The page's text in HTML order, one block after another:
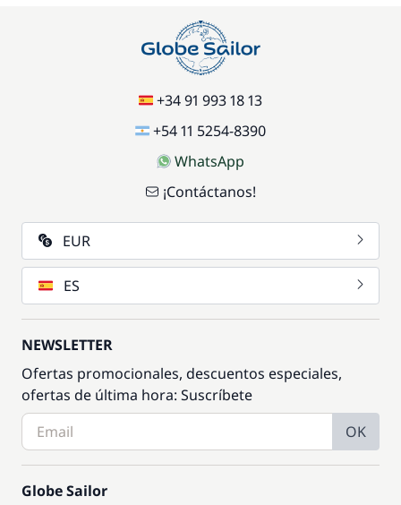
+34 91 993 18 13
+54 11 5254-8390
WhatsApp
¡Contáctanos!
EUR
ES
NEWSLETTER
Ofertas promocionales, descuentos especiales,
ofertas de última hora: Suscríbete
OK
Globe Sailor